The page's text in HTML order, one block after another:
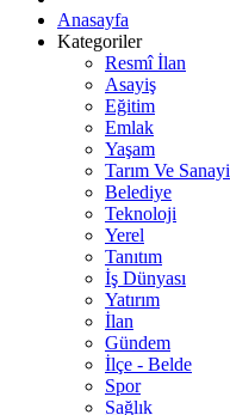
Anasayfa
Kategoriler
Resmî İlan
Asayiş
Eğitim
Emlak
Yaşam
Tarım Ve Sanayi
Belediye
Teknoloji
Yerel
Tanıtım
İş Dünyası
Yatırım
İlan
Gündem
İlçe - Belde
Spor
Sağlık